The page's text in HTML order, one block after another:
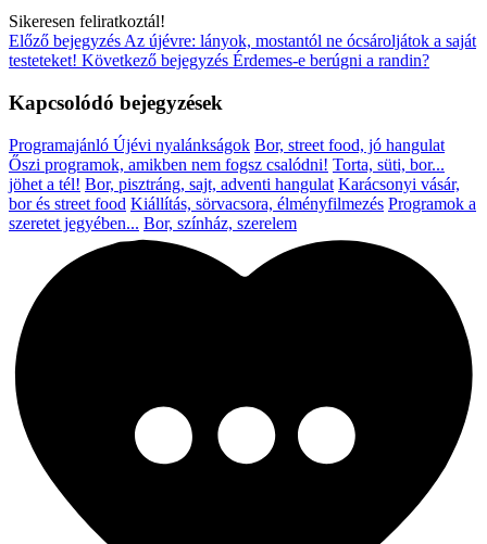
Sikeresen feliratkoztál!
Előző bejegyzés Az újévre: lányok, mostantól ne ócsároljátok a saját
testeteket! Következő bejegyzés Érdemes-e berúgni a randin?
Kapcsolódó bejegyzések
Programajánló Újévi nyalánkságok Bor, street food, jó hangulat
Őszi programok, amikben nem fogsz csalódni! Torta, süti, bor...
jöhet a tél! Bor, pisztráng, sajt, adventi hangulat Karácsonyi vásár,
bor és street food Kiállítás, sörvacsora, élményfilmezés Programok a
szeretet jegyében... Bor, színház, szerelem